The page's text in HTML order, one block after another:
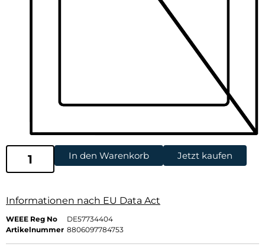
In den Warenkorb Jetzt kaufen
Informationen nach EU Data Act
WEEE Reg No
DE57734404
Artikelnummer 8806097784753